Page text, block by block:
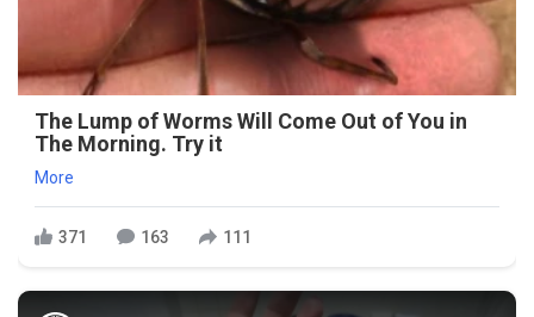
The Lump of Worms Will Come Out of You in
The Morning. Try it
More
371 163 111